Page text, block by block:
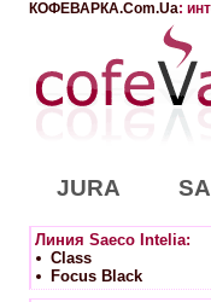
КОФЕВАРКА.Com.Ua:
JURA
Линия Saeco Intelia:
Class
Focus Black